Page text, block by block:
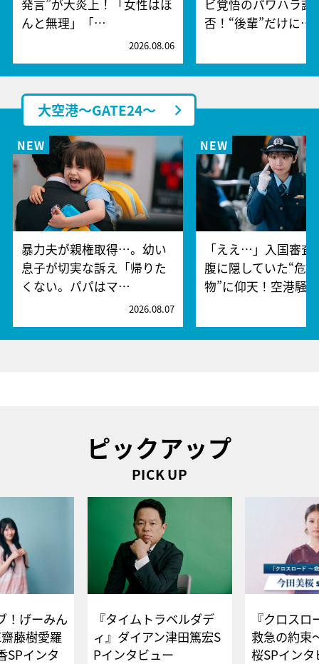
発言”が大炎上！「女性はほ
んと無理」「…
2026.08.06
ビ覚悟のパワハラ謝
否！“後輩”だけに…
大空港～GATE24～
暴力夫が親権取得…。幼い
息子が切実な訴え「帰りた
くない。パパはマ…
2026.08.07
「ええ…」入国審査
腹に隠していた“危
物”に仰天！空港騒
ピックアップ
PICK UP
！げーみん
藤樹愛羅
SPインタ
『タイムトラベルダデ
ィ』ダイアン津田篤宏S
Pインタビュー
『クロス
救急の約束
桜SPイ